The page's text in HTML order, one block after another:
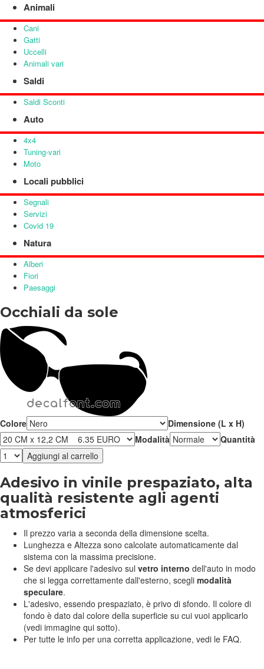
Animali
Cani
Gatti
Uccelli
Animali vari
Saldi
Saldi Sconti
Auto
4x4
Tuning-vari
Moto
Locali pubblici
Segnali
Servizi
Covid 19
Natura
Alberi
Fiori
Paesaggi
Occhiali da sole
Colore
Dimensione (L x H)
Modalità
Quantità
Adesivo in vinile prespaziato, alta
qualità resistente agli agenti
atmosferici
Il prezzo varia a seconda della dimensione scelta.
Lunghezza e Altezza sono calcolate automaticamente dal
sistema con la massima precisione.
Se devi applicare l'adesivo sul vetro interno dell'auto in modo
che si legga correttamente dall'esterno, scegli modalità
speculare.
L'adesivo, essendo prespaziato, è privo di sfondo. Il colore di
fondo è dato dal colore della superficie su cui vuoi applicarlo
(vedi immagine qui sotto).
Per tutte le info per una corretta applicazione, vedi le FAQ.